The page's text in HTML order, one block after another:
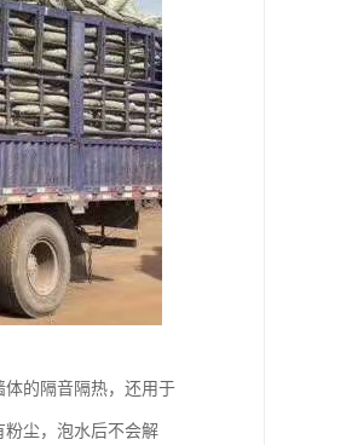
的隔音隔热，还用于
尘，泡水后不会解